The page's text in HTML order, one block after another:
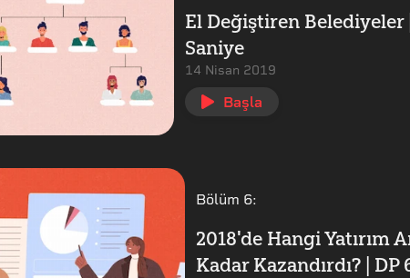
El Değiştiren Belediyeler
Saniye
14 Nisan 2019
Başla
Bölüm 6:
2018'de Hangi Yatırım
Kadar Kazandırdı? | DP